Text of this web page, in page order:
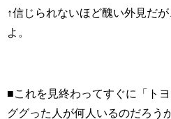
↑信じられないほど醜い外見だ
よ。
■これを見終わってすぐに「ト
ググった人が何人いるのだろう